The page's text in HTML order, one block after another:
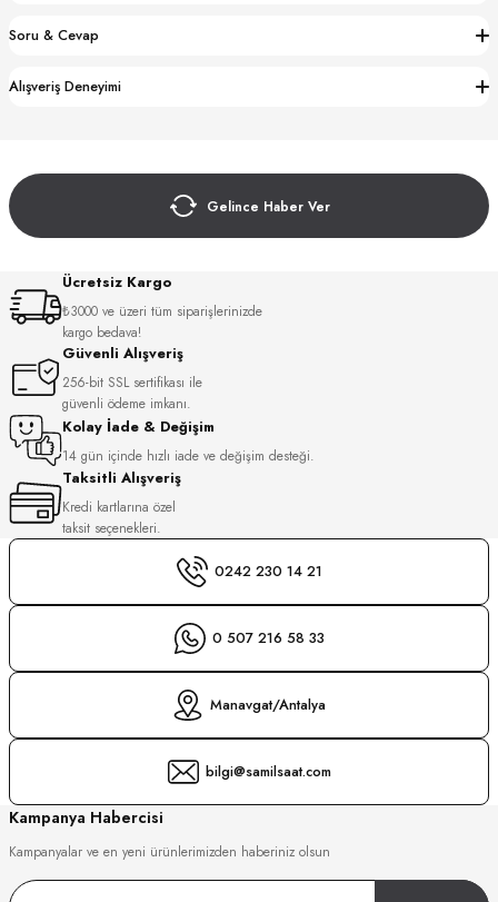
Soru & Cevap
Alışveriş Deneyimi
Gelince Haber Ver
Ücretsiz Kargo
₺3000 ve üzeri tüm siparişlerinizde
kargo bedava!
Güvenli Alışveriş
256-bit SSL sertifikası ile
güvenli ödeme imkanı.
Kolay İade & Değişim
14 gün içinde hızlı iade ve değişim desteği.
Taksitli Alışveriş
Kredi kartlarına özel
taksit seçenekleri.
0242 230 14 21
0 507 216 58 33
Manavgat/Antalya
bilgi@samilsaat.com
Kampanya Habercisi
Kampanyalar ve en yeni ürünlerimizden haberiniz olsun